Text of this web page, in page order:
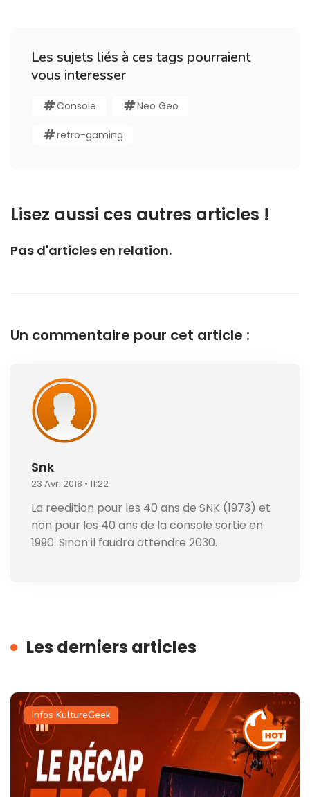
Les sujets liés à ces tags pourraient
vous interesser
Console Neo Geo
retro-gaming
Lisez aussi ces autres articles !
Pas d'articles en relation.
Un commentaire pour cet article :
Snk
23 Avr. 2018 • 11:22
La reedition pour les 40 ans de SNK (1973) et
non pour les 40 ans de la console sortie en
1990. Sinon il faudra attendre 2030.
Les derniers articles
Infos KultureGeek